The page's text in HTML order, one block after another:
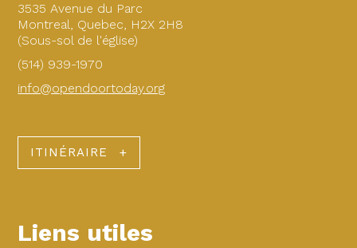
3535 Avenue du Parc
Montreal, Quebec, H2X 2H8
(Sous-sol de l'église)
(514) 939-1970
info@opendoortoday.org
ITINÉRAIRE
Liens utiles